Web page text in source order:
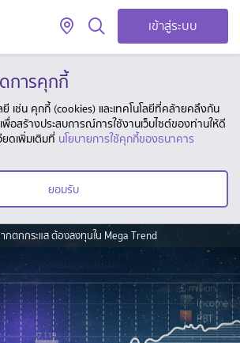
เข้าสู่ระบบ
การคุกกี้
ยี เช่น คุกกี้ (cookies) และเทคโนโลยีที่คล้ายคลึงกัน
พื่อสร้างประสบการณ์การใช้งานเว็บไซต์ของท่านให้ดี
ดเพิ่มเติมที่ นโยบายการใช้คุกกี้ของธนาคาร
ยอมรับ
กตกกระแส ต้องลงทุนใน Mega Trend